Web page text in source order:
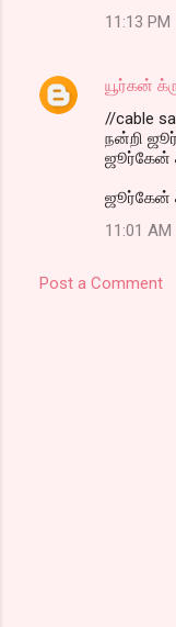
11:13 PM
யூர்கன்
//cable
நன்றி
ஜூர்கேன்
ஜூர்கேன்
11:01 AM
Post a Comment